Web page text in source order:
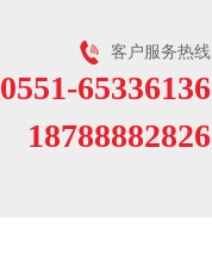
客户服务热线
0551-65336136
18788882826